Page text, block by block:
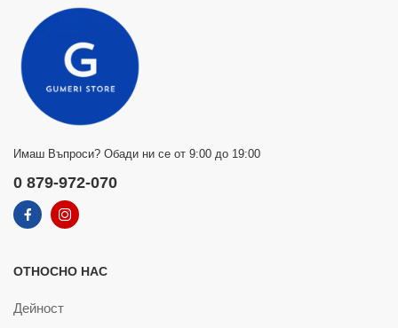
Имаш Въпроси? Обади ни се от 9:00 до 19:00
0 879-972-070
ОТНОСНО НАС
Дейност